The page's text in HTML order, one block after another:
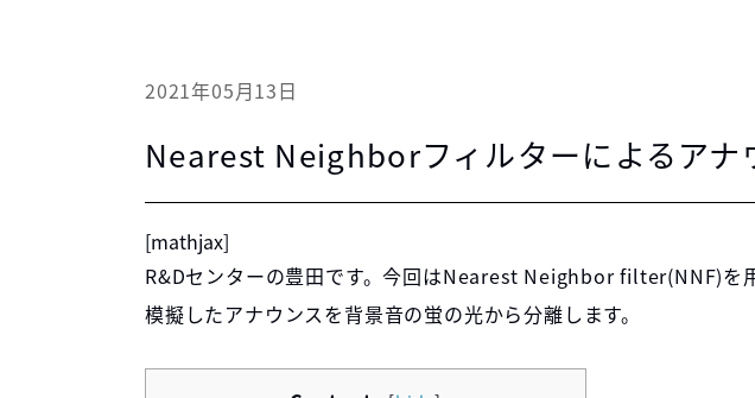
2021年05月13日
Nearest Neighborフィルターによるアナ
[mathjax]
R&Dセンターの豊田です。今回はNearest Neighbor filter(NNF)を
模擬したアナウンスを背景音の蛍の光から分離します。